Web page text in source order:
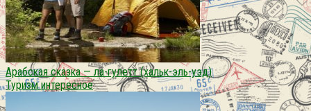
Арабская сказка — ла-гулетт (хальк-эль-уэд)
Туризм интересное